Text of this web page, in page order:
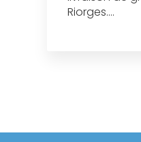
Riorges....